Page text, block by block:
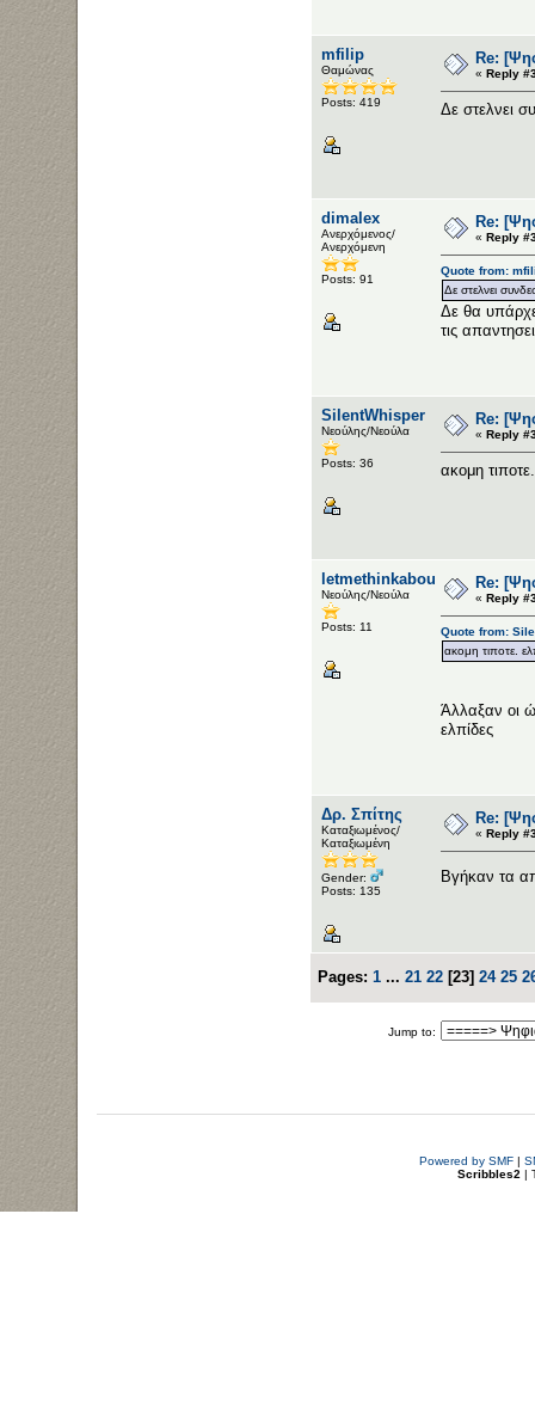
mfilip
Θαμώνας
Posts: 419
Re:
« Reply
Δε στελνει
dimalex
Ανερχόμενος/
Ανερχόμενη
Posts: 91
Re:
« Reply
Quote from:
Δε στελνει
Δε θα
τις
SilentWhisper
Νεούλης/Νεούλα
Posts: 36
Re:
« Reply
ακομη
letmethinkaboutit
Νεούλης/Νεούλα
Posts: 11
Re:
« Reply
Quote from:
ακομη τιποτε.
Άλλαξαν οι
ελπίδες
Δρ. Σπίτης
Καταξιωμένος/
Καταξιωμένη
Gender:
Posts: 135
Re:
« Reply
Βγήκαν τα
Pages: 1 ... 21 22 [23] 24 25
Jump to:
Powered by SMF|
Scribbles2 |